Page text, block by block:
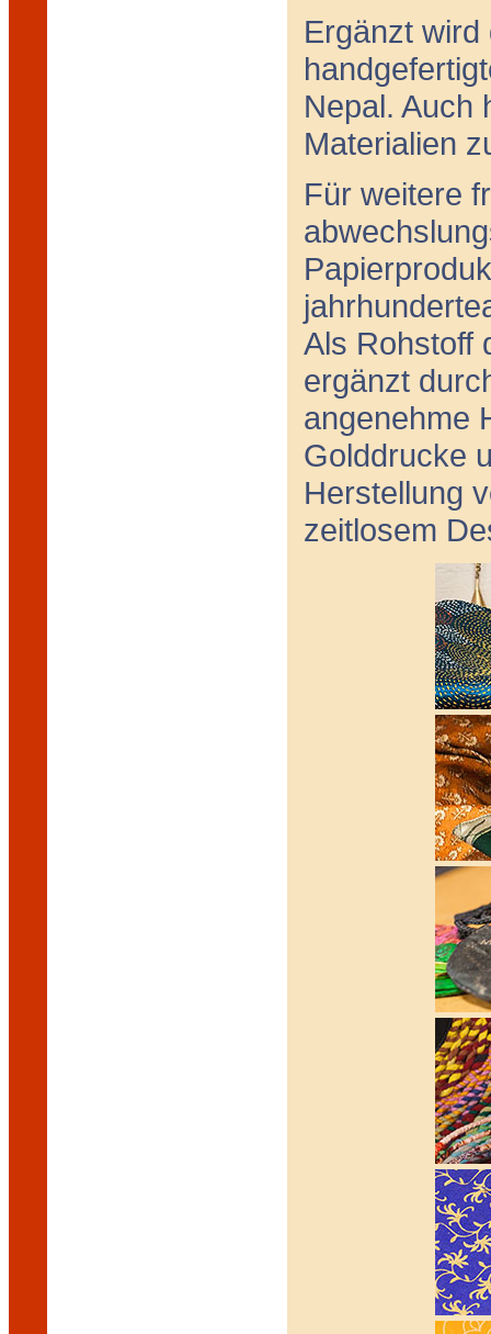
Ergänzt
Nepal. Auch
Materialien
Für weitere
Als Rohstoff
ergänzt
angenehme
Golddrucke
Herstellung
zeitlosem